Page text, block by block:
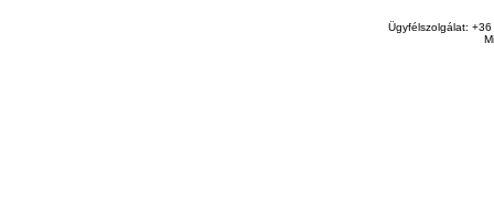
Ügyfélszolgálat: